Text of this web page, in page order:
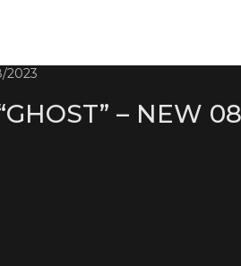
2023
– NEW